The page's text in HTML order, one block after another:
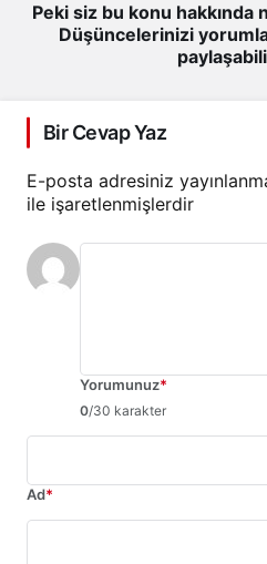
Peki siz bu konu
Düşüncelerinizi
Bir Cevap Yaz
E-posta adresiniz
ile işaretlenmişlerdir
Yorumunuz*
0/30 karakter
Ad*